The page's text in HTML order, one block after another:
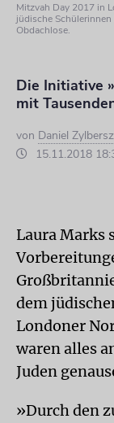
Mitzvah Day 2017 in
jüdische
Obdachlose.
Die Initiative
mit
von Daniel
15.11.2018
Laura Marks
dem
Londoner
waren alles
Juden
»Durch den